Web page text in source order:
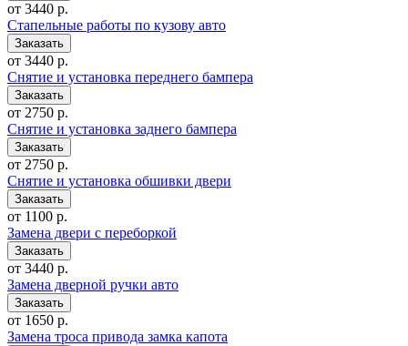
от 3440 р.
Стапельные работы по кузову авто
от 3440 р.
Снятие и установка переднего бампера
от 2750 р.
Снятие и установка заднего бампера
от 2750 р.
Снятие и установка обшивки двери
от 1100 р.
Замена двери с переборкой
от 3440 р.
Замена дверной ручки авто
от 1650 р.
Замена троса привода замка капота